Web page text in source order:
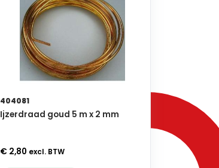
404081
Ijzerdraad goud 5 m x 2 mm
€ 2,80 excl. BTW